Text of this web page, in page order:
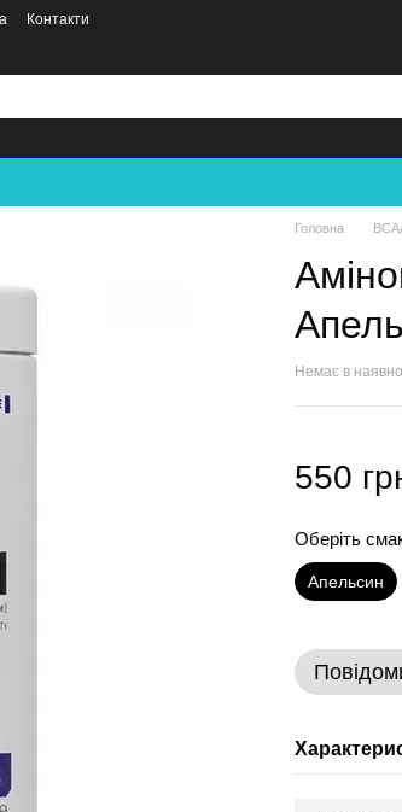
Контакти
Головна
Немає в
550
Оберіть
Апельсин